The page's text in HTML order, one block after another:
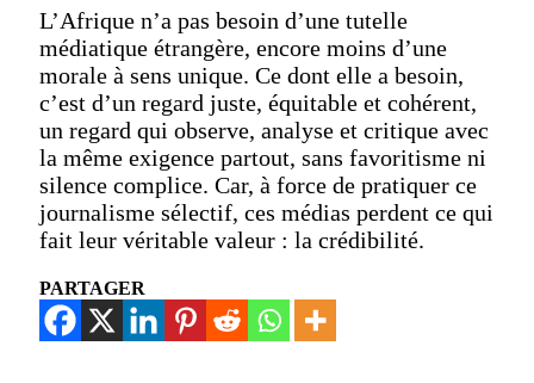
L’Afrique n’a pas besoin d’une tutelle
médiatique étrangère, encore moins d’une
morale à sens unique. Ce dont elle a besoin,
c’est d’un regard juste, équitable et cohérent,
un regard qui observe, analyse et critique avec
la même exigence partout, sans favoritisme ni
silence complice. Car, à force de pratiquer ce
journalisme sélectif, ces médias perdent ce qui
fait leur véritable valeur : la crédibilité.
PARTAGER